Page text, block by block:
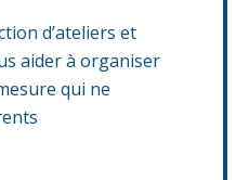
d’ateliers et
aider à organiser
qui ne